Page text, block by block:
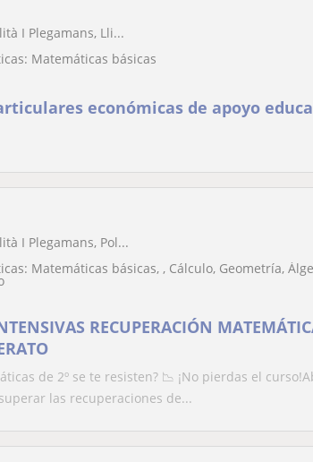
I Plegamans, Lli...
Matemáticas básicas
económicas de apoyo
I Plegamans, Pol...
Matemáticas básicas, , Cálculo, Geometría,
RECUPERACIÓN
de 2º se te resisten? 📉 ¡No pierdas el
las recuperaciones de...